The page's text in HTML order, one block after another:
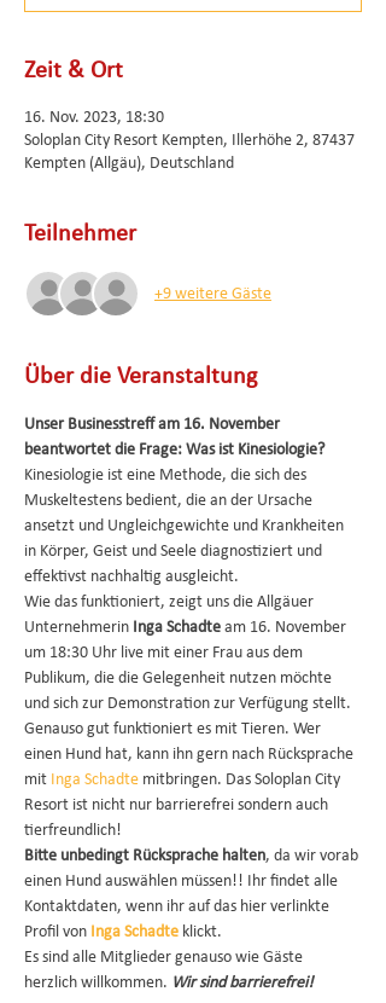
Zeit & Ort
16. Nov. 2023, 18:30
Soloplan City Resort Kempten, Illerhöhe 2, 87437
Kempten (Allgäu), Deutschland
Teilnehmer
+9 weitere Gäste
Über die Veranstaltung
Unser Businesstreff am 16. November
beantwortet die Frage: Was ist Kinesiologie?
Kinesiologie ist eine Methode, die sich des
Muskeltestens bedient, die an der Ursache
ansetzt und Ungleichgewichte und Krankheiten
in Körper, Geist und Seele diagnostiziert und
effektivst nachhaltig ausgleicht.
Wie das funktioniert, zeigt uns die Allgäuer
Unternehmerin Inga Schadte am 16. November
um 18:30 Uhr live mit einer Frau aus dem
Publikum, die die Gelegenheit nutzen möchte
und sich zur Demonstration zur Verfügung stellt.
Genauso gut funktioniert es mit Tieren. Wer
einen Hund hat, kann ihn gern nach Rücksprache
mit Inga Schadte mitbringen. Das Soloplan City
Resort ist nicht nur barrierefrei sondern auch
tierfreundlich!
Bitte unbedingt Rücksprache halten, da wir vorab
einen Hund auswählen müssen!! Ihr findet alle
Kontaktdaten, wenn ihr auf das hier verlinkte
Profil von Inga Schadte klickt.
Es sind alle Mitglieder genauso wie Gäste
herzlich willkommen. Wir sind barrierefrei!